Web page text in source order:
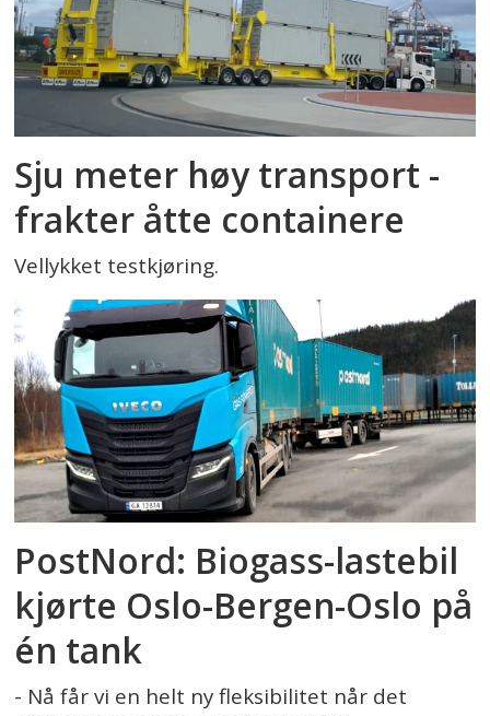
Sju meter høy transport -
frakter åtte containere
Vellykket testkjøring.
PostNord: Biogass-lastebil
kjørte Oslo-Bergen-Oslo på
én tank
- Nå får vi en helt ny fleksibilitet når det